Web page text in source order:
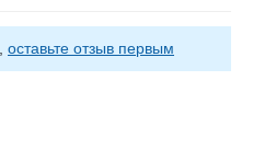
оставьте отзыв первым